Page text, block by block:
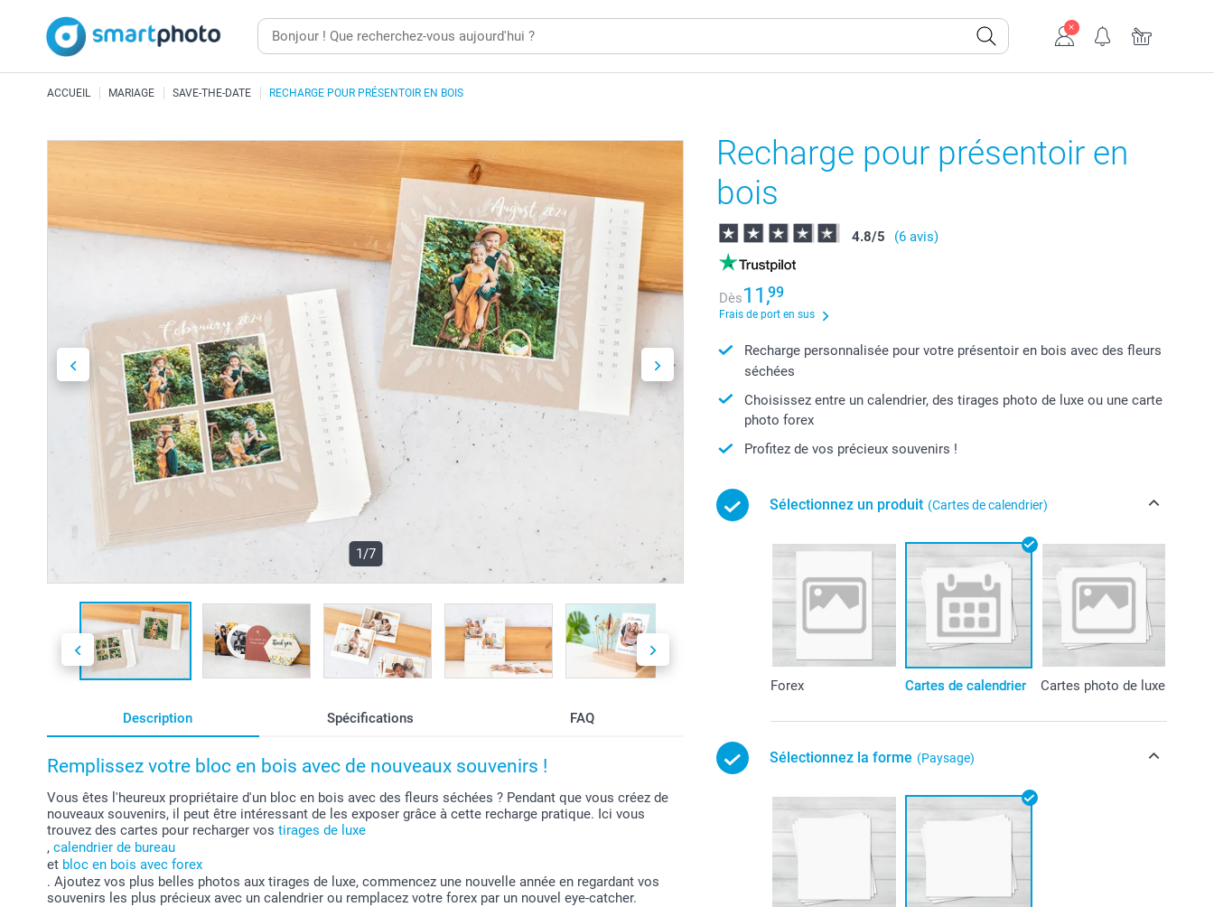
ACCUEIL MARIAGE SAVE-THE-DATE RECHARGE POUR PRÉSENTOIR EN BOIS
1/7
Description Spécifications FAQ
Remplissez votre bloc en bois avec de nouveaux souvenirs !
Vous êtes l'heureux propriétaire d'un bloc en bois avec des fleurs séchées ? Pendant que vous créez de
nouveaux souvenirs, il peut être intéressant de les exposer grâce à cette recharge pratique. Ici vous
trouvez des cartes pour recharger vos tirages de luxe
, calendrier de bureau
et bloc en bois avec forex
. Ajoutez vos plus belles photos aux tirages de luxe, commencez une nouvelle année en regardant vos
souvenirs les plus précieux avec un calendrier ou remplacez votre forex par un nouvel eye-catcher.
Recharge pour présentoir en
bois
4.8/5 (6 avis)
Dès11,99
Frais de port en sus
Recharge personnalisée pour votre présentoir en bois avec des fleurs
séchées
Choisissez entre un calendrier, des tirages photo de luxe ou une carte
photo forex
Profitez de vos précieux souvenirs !
Sélectionnez un produit (Cartes de calendrier)
Forex Cartes de calendrier Cartes photo de luxe
Sélectionnez la forme (Paysage)